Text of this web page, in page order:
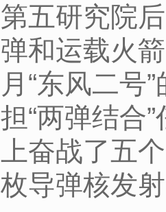
第五研究院
弹和运载火
月“东风二号
担“两弹结合
上奋战了五
枚导弹核发